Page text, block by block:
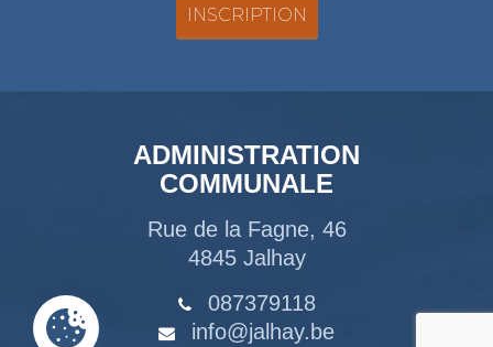
ADMINISTRATION
COMMUNALE
Rue de la Fagne, 46
4845 Jalhay
087379118
info@jalhay.be